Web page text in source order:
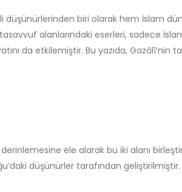
düşünürlerinden biri olarak hem İslam
alanlarındaki eserleri, sadece
da etkilemiştir. Bu yazıda, Gazâlî’nin
ele alarak bu iki alanı
düşünürler tarafından geliştirilmiştir.